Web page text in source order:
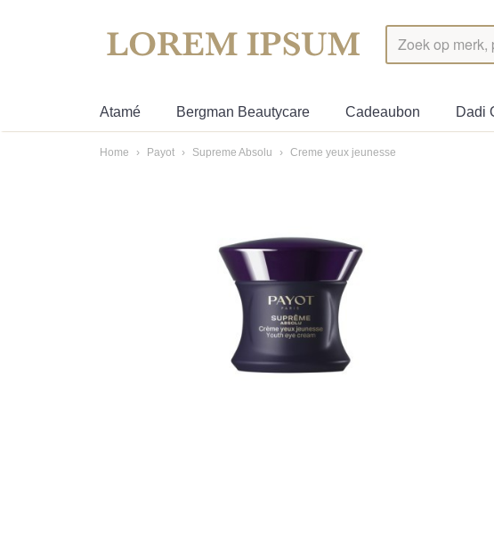
Atamé Bergman Beautycare Cadeaubon Dadi
Home › Payot › Supreme Absolu › Creme yeux jeunesse